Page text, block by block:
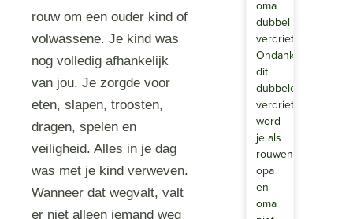
rouw om een ouder kind of
volwassene. Je kind was
nog volledig afhankelijk
van jou. Je zorgde voor
eten, slapen, troosten,
dragen, spelen en
veiligheid. Alles in je dag
was met je kind verweven.
Wanneer dat wegvalt, valt
er niet alleen iemand weg
oma
dubbel
verdriet.
Ondanks
dit
dubbele
verdriet
word
je als
rouwende
opa
en
oma